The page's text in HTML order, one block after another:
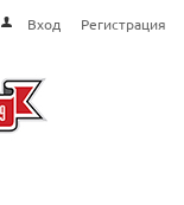
Вход Регистрация